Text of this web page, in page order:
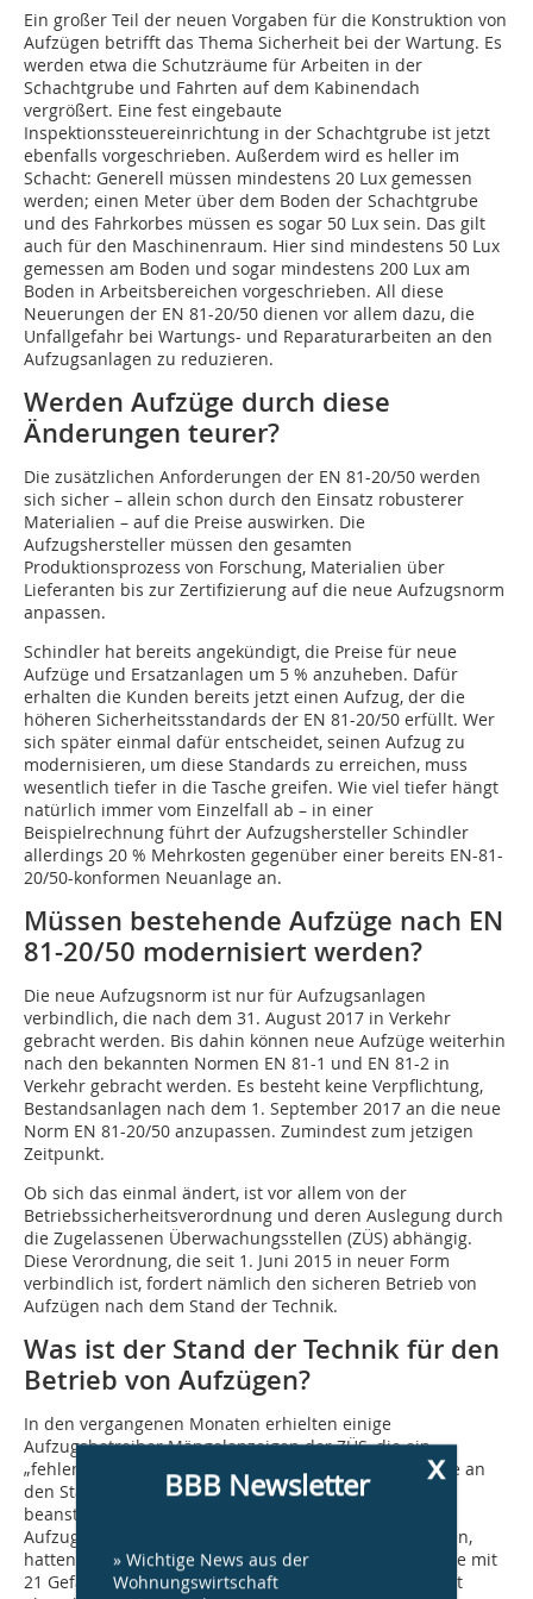
Ein großer Teil der neuen Vorgaben für die Konstruktion von
Aufzügen betrifft das Thema Sicherheit bei der Wartung. Es
werden etwa die Schutzräume für Arbeiten in der
Schachtgrube und Fahrten auf dem Kabinendach
vergrößert. Eine fest eingebaute
Inspektionssteuereinrichtung in der Schachtgrube ist jetzt
ebenfalls vorgeschrieben. Außerdem wird es heller im
Schacht: Generell müssen mindestens 20 Lux gemessen
werden; einen Meter über dem Boden der Schachtgrube
und des Fahrkorbes müssen es sogar 50 Lux sein. Das gilt
auch für den Maschinenraum. Hier sind mindestens 50 Lux
gemessen am Boden und sogar mindestens 200 Lux am
Boden in Arbeitsbereichen vorgeschrieben. All diese
Neuerungen der EN 81-20/50 dienen vor allem dazu, die
Unfallgefahr bei Wartungs- und Reparaturarbeiten an den
Aufzugsanlagen zu reduzieren.
Werden Aufzüge durch diese
Änderungen teurer?
Die zusätzlichen Anforderungen der EN 81-20/50 werden
sich sicher – allein schon durch den Einsatz robusterer
Materialien – auf die Preise auswirken. Die
Aufzugshersteller müssen den gesamten
Produktionsprozess von Forschung, Materialien über
Lieferanten bis zur Zertifizierung auf die neue Aufzugsnorm
anpassen.
Schindler hat bereits angekündigt, die Preise für neue
Aufzüge und Ersatzanlagen um 5 % anzuheben. Dafür
erhalten die Kunden bereits jetzt einen Aufzug, der die
höheren Sicherheitsstandards der EN 81-20/50 erfüllt. Wer
sich später einmal dafür entscheidet, seinen Aufzug zu
modernisieren, um diese Standards zu erreichen, muss
wesentlich tiefer in die Tasche greifen. Wie viel tiefer hängt
natürlich immer vom Einzelfall ab – in einer
Beispielrechnung führt der Aufzugshersteller Schindler
allerdings 20 % Mehrkosten gegenüber einer bereits EN-81-
20/50-konformen Neuanlage an.
Müssen bestehende Aufzüge nach EN
81-20/50 modernisiert werden?
Die neue Aufzugsnorm ist nur für Aufzugsanlagen
verbindlich, die nach dem 31. August 2017 in Verkehr
gebracht werden. Bis dahin können neue Aufzüge weiterhin
nach den bekannten Normen EN 81-1 und EN 81-2 in
Verkehr gebracht werden. Es besteht keine Verpflichtung,
Bestandsanlagen nach dem 1. September 2017 an die neue
Norm EN 81-20/50 anzupassen. Zumindest zum jetzigen
Zeitpunkt.
Ob sich das einmal ändert, ist vor allem von der
Betriebssicherheitsverordnung und deren Auslegung durch
die Zugelassenen Überwachungsstellen (ZÜS) abhängig.
Diese Verordnung, die seit 1. Juni 2015 in neuer Form
verbindlich ist, fordert nämlich den sicheren Betrieb von
Aufzügen nach dem Stand der Technik.
Was ist der Stand der Technik für den
Betrieb von Aufzügen?
In den vergangenen Monaten erhielten einige
Aufzugsbetreiber Mängelanzeigen der ZÜS, die ein
„fehlendes Konzept zur Anpassung der Aufzugsanlage an
den Stand der Technik hinsichtlich des Betriebes“
beanstandeten. Um die sichere Verwendung von
Aufzugsanlagen nach dem Stand der Technik zu prüfen,
hatten die ZÜS mit Referenz auf die EN 81-20 eine Liste mit
21 Gefährdungen definiert, die mit dem Aufzug vor Ort
x
BBB Newsletter
» Wichtige News aus der
Wohnungswirtschaft